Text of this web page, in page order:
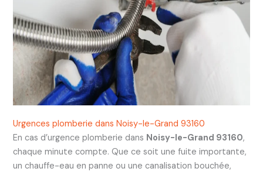
Urgences plomberie dans Noisy-le-Grand 93160
En cas d’urgence plomberie dans Noisy-le-Grand 93160,
chaque minute compte. Que ce soit une fuite importante,
un chauffe-eau en panne ou une canalisation bouchée,